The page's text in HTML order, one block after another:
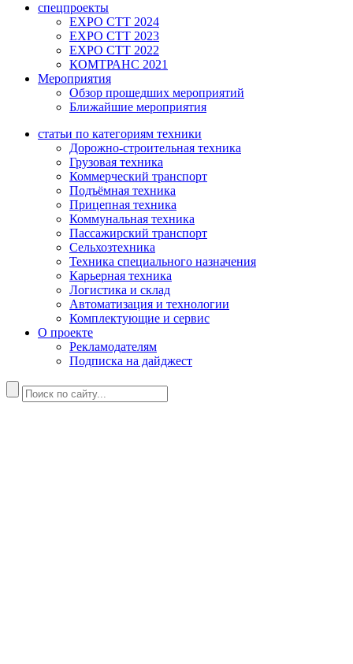
спецпроекты
EXPO CTT 2024
EXPO CTT 2023
EXPO CTT 2022
КОМТРАНС 2021
Мероприятия
Обзор прошедших мероприятий
Ближайшие мероприятия
статьи по категориям техники
Дорожно-строительная техника
Грузовая техника
Коммерческий транспорт
Подъёмная техника
Прицепная техника
Коммунальная техника
Пассажирский транспорт
Сельхозтехника
Техника специального назначения
Карьерная техника
Логистика и склад
Автоматизация и технологии
Комплектующие и сервис
О проекте
Рекламодателям
Подписка на дайджест